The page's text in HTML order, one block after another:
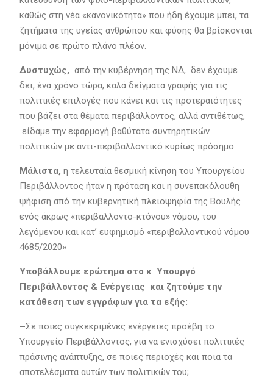
καθώς στη νέα «κανονικότητα» που ήδη έχουμε μπει, τα
ζητήματα της υγείας ανθρώπου και φύσης θα βρίσκονται
μόνιμα σε πρώτο πλάνο πλέον.
Δυστυχώς, από την κυβέρνηση της ΝΔ, δεν έχουμε
δει, ένα χρόνο τώρα, καλά δείγματα γραφής για τις
πολιτικές επιλογές που κάνει και τις προτεραιότητες
που βάζει στα θέματα περιβάλλοντος, αλλά αντιθέτως,
είδαμε την εφαρμογή βαθύτατα συντηρητικών
πολιτικών με αντι-περιβαλλοντικό κυρίως πρόσημο.
Μάλιστα, η τελευταία θεσμική κίνηση του Υπουργείου
Περιβάλλοντος ήταν η πρόταση και η συνεπακόλουθη
ψήφιση από την κυβερνητική πλειοψηφία της Βουλής
ενός άκρως «περιβαλλοντο-κτόνου» νόμου, του
λεγόμενου και κατ’ ευφημισμό «περιβαλλοντικού νόμου
4685/2020»
Υποβάλλουμε ερώτημα στο κ Υπουργό
Περιβάλλοντος & Ενέργειας και ζητούμε την
κατάθεση των εγγράφων για τα εξής:
–Σε ποιες συγκεκριμένες ενέργειες προέβη το
Υπουργείο Περιβάλλοντος, για να ενισχύσει πολιτικές
πράσινης ανάπτυξης, σε ποιες περιοχές και ποια τα
αποτελέσματα αυτών των πολιτικών του;